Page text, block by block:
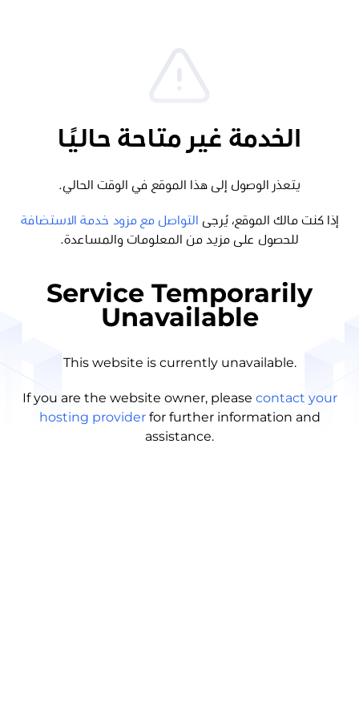
الخدمة غير متاحة حاليًا
يتعذر الوصول إلى هذا الموقع في الوقت الحالي.
إذا كنت مالك الموقع، يُرجى
التواصل مع مزود خدمة الاستضافة
للحصول على مزيد من المعلومات والمساعدة.
Service Temporarily
Unavailable
This website is currently unavailable.
If you are the website owner, please contact your
hosting provider for further information and
assistance.